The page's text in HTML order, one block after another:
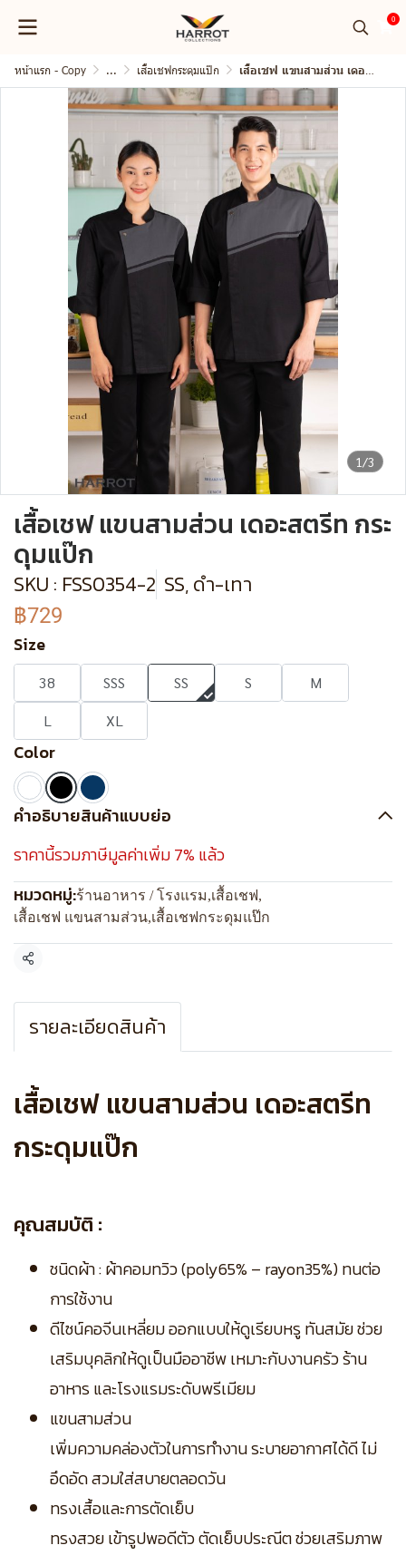
0
หน้าแรก - Copy ... เสื้อเชฟกระดุมแป๊ก เสื้อเชฟ แขนสามส่วน เดอะสตรีท กระดุมแป๊ก
1/3
เสื้อเชฟ แขนสามส่วน เดอะสตรีท กระ
ดุมแป๊ก
SKU : FSS0354-2 SS, ดำ-เทา
฿729
Size
38 SSS SS S
M
L
XL
Color
คำอธิบายสินค้าแบบย่อ
ราคานี้รวมภาษีมูลค่าเพิ่ม 7% แล้ว
หมวดหมู่:ร้านอาหาร / โรงแรม,เสื้อเชฟ,
เสื้อเชฟ แขนสามส่วน,เสื้อเชฟกระดุมแป๊ก
แชร์
รายละเอียดสินค้า
เสื้อเชฟ แขนสามส่วน เดอะสตรีท
กระดุมแป๊ก
คุณสมบัติ :
ชนิดผ้า : ผ้าคอมทวิว (poly65% – rayon35%) ทนต่อ
การใช้งาน
ดีไซน์คอจีนเหลี่ยม ออกแบบให้ดูเรียบหรู ทันสมัย ช่วย
เสริมบุคลิกให้ดูเป็นมืออาชีพ เหมาะกับงานครัว ร้าน
อาหาร และโรงแรมระดับพรีเมียม
แขนสามส่วน
เพิ่มความคล่องตัวในการทำงาน ระบายอากาศได้ดี ไม่
อึดอัด สวมใส่สบายตลอดวัน
ทรงเสื้อและการตัดเย็บ
ทรงสวย เข้ารูปพอดีตัว ตัดเย็บประณีต ช่วยเสริมภาพ